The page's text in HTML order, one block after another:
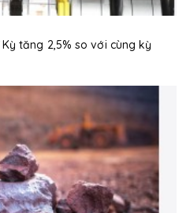
tăng 2,5% so với cùng kỳ